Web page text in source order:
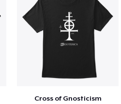
Cross of Gnosticism